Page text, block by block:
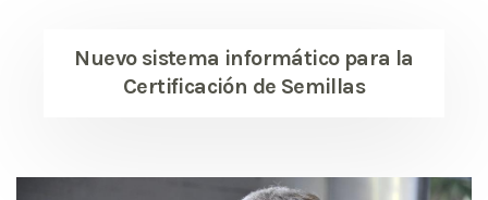
Nuevo sistema informático para la
Certificación de Semillas